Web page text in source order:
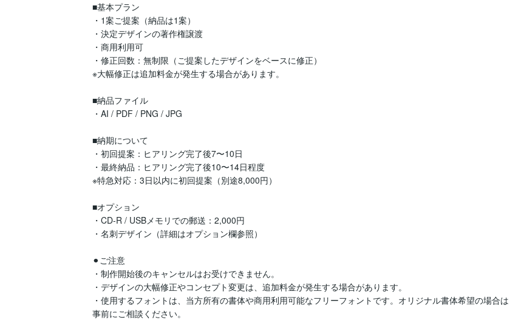
■基本プラン
・1案ご提案（納品は1案）
・決定デザインの著作権譲渡
・商用利用可
・修正回数：無制限（ご提案したデザインをベースに修正）
※大幅修正は追加料金が発生する場合があります。
■納品ファイル
・AI / PDF / PNG / JPG
■納期について
・初回提案：ヒアリング完了後7〜10日
・最終納品：ヒアリング完了後10〜14日程度
※特急対応：3日以内に初回提案（別途8,000円）
■オプション
・CD-R / USBメモリでの郵送：2,000円
・名刺デザイン（詳細はオプション欄参照）
⚫︎ご注意
・制作開始後のキャンセルはお受けできません。
・デザインの大幅修正やコンセプト変更は、追加料金が発生する場合があります。
・使用するフォントは、当方所有の書体や商用利用可能なフリーフォントです。オリジナル書体希望の場合は
事前にご相談ください。